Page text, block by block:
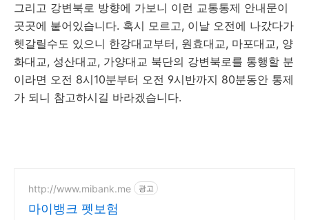
그리고 강변북로 방향에 가보니 이런 교통통제 안내문이
곳곳에 붙어있습니다. 혹시 모르고, 이날 오전에 나갔다가
헷갈릴수도 있으니 한강대교부터, 원효대교, 마포대교, 양
화대교, 성산대교, 가양대교 북단의 강변북로를 통행할 분
이라면 오전 8시10분부터 오전 9시반까지 80분동안 통제
가 되니 참고하시길 바라겠습니다.
http://www.mibank.me 광고
마이뱅크 펫보험